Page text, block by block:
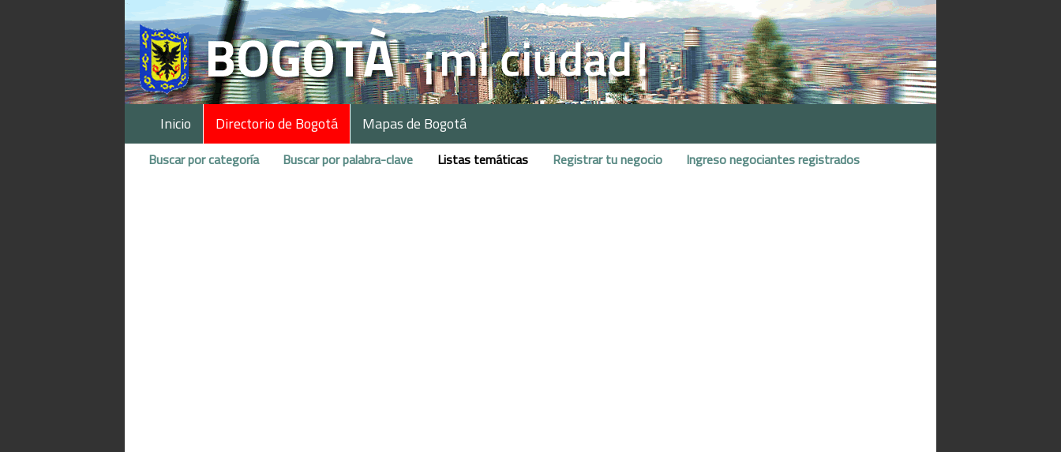
Inicio Directorio de Bogotá Mapas de Bogotá
Buscar por categoría Buscar por palabra-clave Listas temáticas Registrar tu negocio Ingreso negociantes registrados